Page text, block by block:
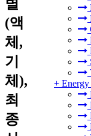
+
별
(액
체,
기
체),
최
종